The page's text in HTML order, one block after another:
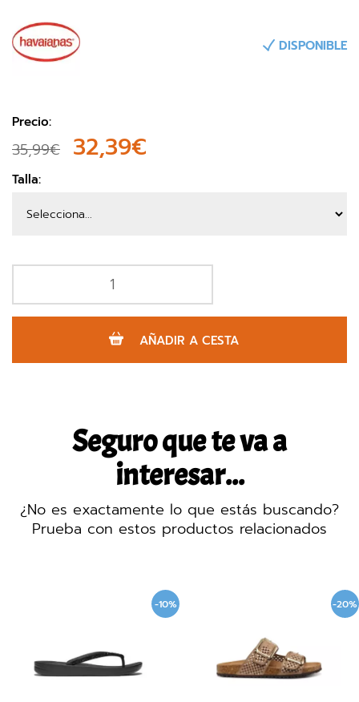
DISPONIBLE
Precio:
35,99€ 32,39€
Talla:
AÑADIR A CESTA
Seguro que te va a
interesar...
¿No es exactamente lo que estás buscando?
Prueba con estos productos relacionados
-10% -20%